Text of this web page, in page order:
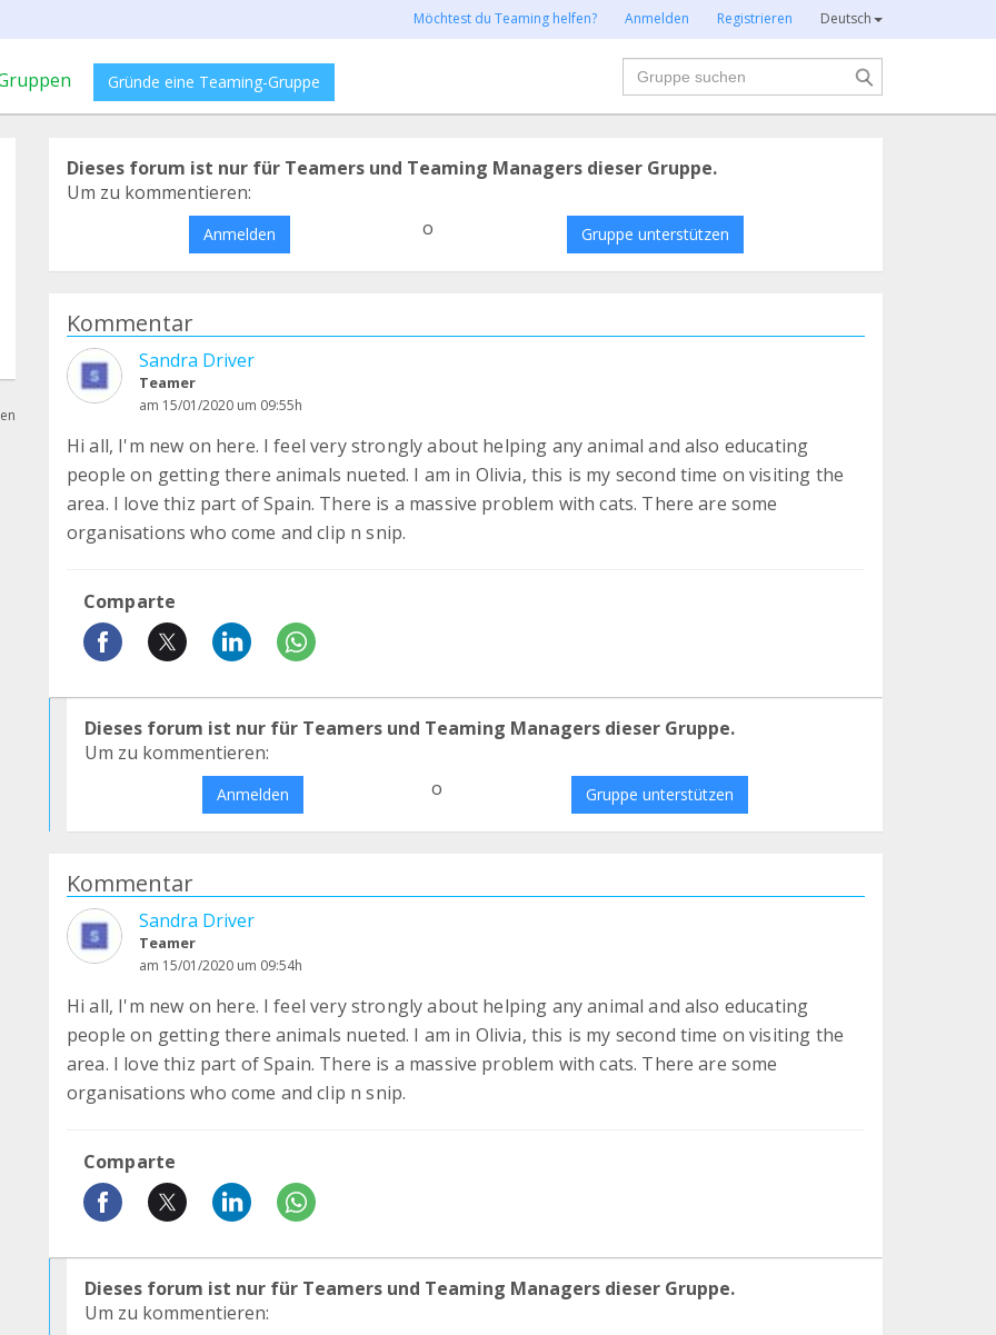
Möchtest du Teaming helfen? Anmelden Registrieren Deutsch
Gründe eine Teaming-Gruppe
Suche
Dieses forum ist nur für Teamers und Teaming Managers dieser Gruppe.
Um zu kommentieren:
Anmelden o Gruppe unterstützen
Kommentar
Sandra Driver
Teamer
am 15/01/2020 um 09:55h
Hi all, I'm new on here. I feel very strongly about helping any animal and also educating
people on getting there animals nueted. I am in Olivia, this is my second time on visiting the
area. I love thiz part of Spain. There is a massive problem with cats. There are some
organisations who come and clip n snip.
Comparte
Dieses forum ist nur für Teamers und Teaming Managers dieser Gruppe.
Um zu kommentieren:
Anmelden o Gruppe unterstützen
Kommentar
Sandra Driver
Teamer
am 15/01/2020 um 09:54h
Hi all, I'm new on here. I feel very strongly about helping any animal and also educating
people on getting there animals nueted. I am in Olivia, this is my second time on visiting the
area. I love thiz part of Spain. There is a massive problem with cats. There are some
organisations who come and clip n snip.
Comparte
Dieses forum ist nur für Teamers und Teaming Managers dieser Gruppe.
Um zu kommentieren: